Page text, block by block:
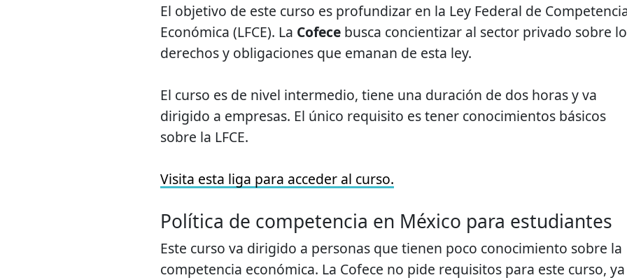
El objetivo de este curso es profundizar en la Ley Federal de
Económica (LFCE). La Cofece busca concientizar al sector privado sobre
derechos y obligaciones que emanan de esta ley.
El curso es de nivel intermedio, tiene una duración de dos horas y va
dirigido a empresas. El único requisito es tener conocimientos básicos
sobre la LFCE.
Visita esta liga para acceder al curso.
Política de competencia en México para estudiantes
Este curso va dirigido a personas que tienen poco conocimiento sobre la
competencia económica. La Cofece no pide requisitos para este curso, ya